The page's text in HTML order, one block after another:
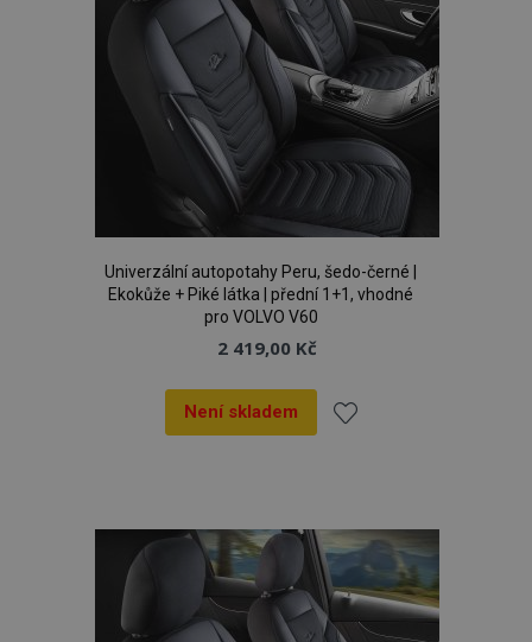
Univerzální autopotahy Peru, šedo-černé |
Ekokůže + Piké látka | přední 1+1, vhodné
pro VOLVO V60
2 419,00 Kč
Není skladem
oblíbeným